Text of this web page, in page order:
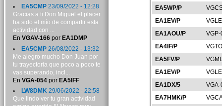
EA5WP/P
EA1EV/P
EA1AOU/P
EA4IF/P
EA5FV/P
EA1EV/P
EA1DX/5
EA7HMK/P
EA5CMP23/09/2022 - 12:28
Gracias a ti Don Miguel el placer
ha sido el mío de compartir esta
actividad con ...
En VGAV-166por EA1DMP
EA5CMP26/08/2022 - 13:32
Me alegro mucho Don Juan por
tu trayectoria que poco a poco te
vas superando, incl...
En VGA-054por EA5IFF
LW8DMK29/06/2022 - 22:58
Que lindo ver tu gran actividad